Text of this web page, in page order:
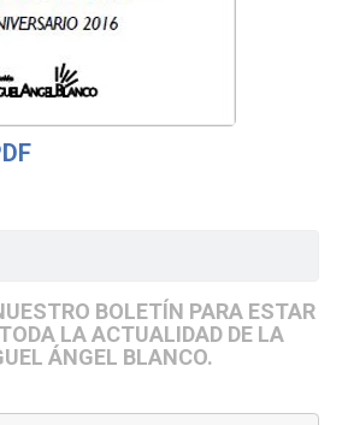
BOLETÍN PARA ESTAR
LA ACTUALIDAD DE LA
ÁNGEL BLANCO.